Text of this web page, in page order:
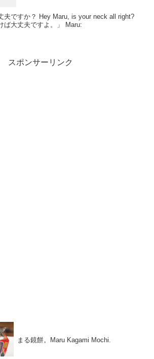
夫ですか？ Hey Maru, is your neck all right?
ば大丈夫ですよ。」 Maru:
スポンサーリンク
まる鏡餅。Maru Kagami Mochi.